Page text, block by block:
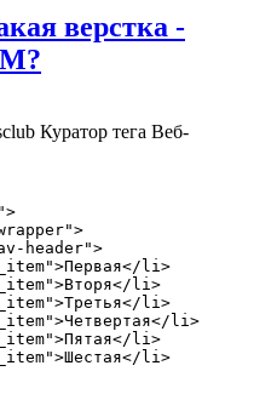
верстка -
Куратор тега Веб-
header">
li>
li>
li>
li>
li>
li>